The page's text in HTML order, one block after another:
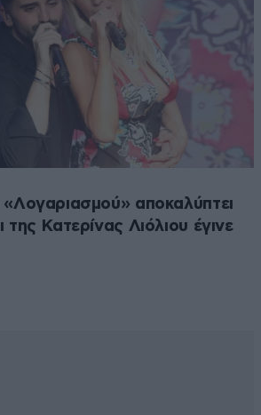
αποκαλύπτει
Κατερίνας Λιόλιου έγινε